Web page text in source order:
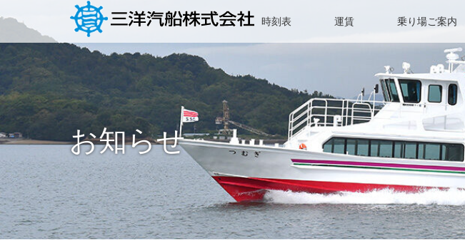
時刻表 運賃 乗り場ご案内
お知らせ